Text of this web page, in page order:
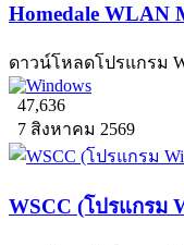
Homedale
ดาวน์โหลดโปรแกรม
47,636
7 สิงหาคม 2569
WSCC (โปรแกรม